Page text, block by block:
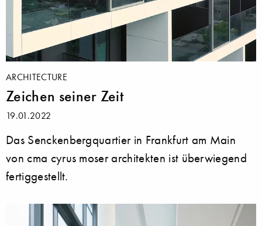
ARCHITECTURE
Zeichen seiner Zeit
19.01.2022
Das Senckenbergquartier in Frankfurt am Main
von cma cyrus moser architekten ist überwiegend
fertiggestellt.